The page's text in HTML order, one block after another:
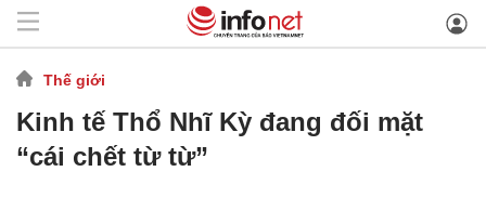
Thế giới
Kinh tế Thổ Nhĩ Kỳ đang đối mặt
“cái chết từ từ”